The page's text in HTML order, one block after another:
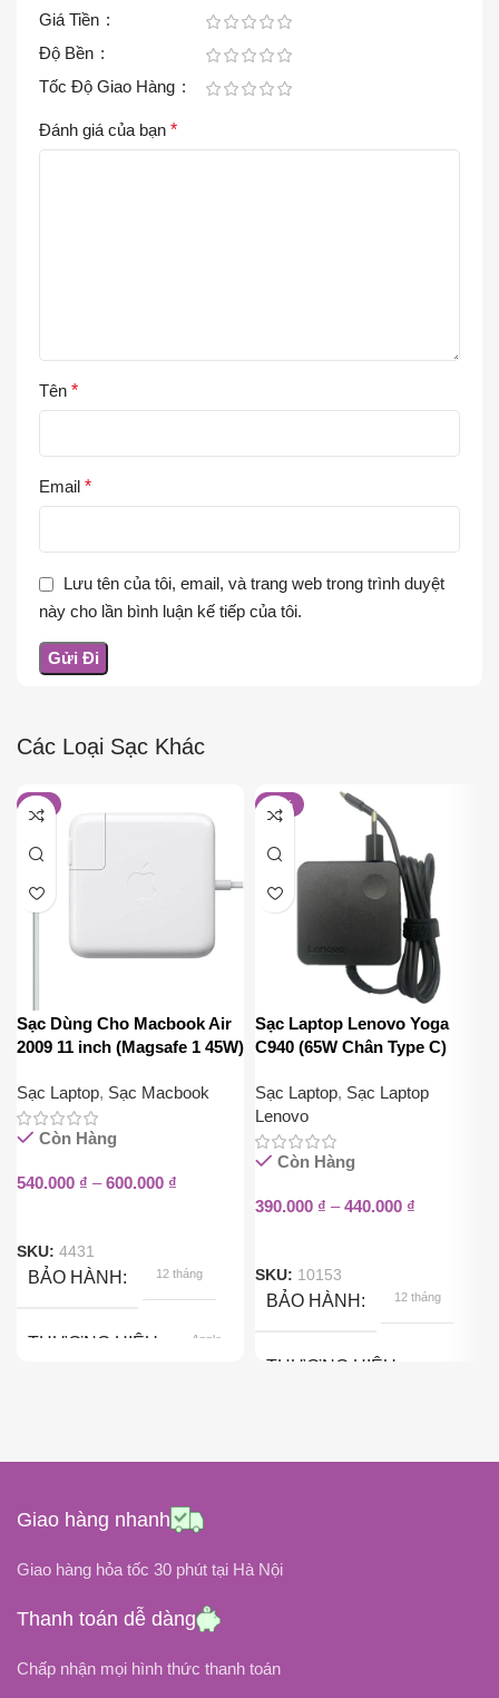
Giá Tiền
Độ Bền
Tốc Độ Giao Hàng
Đánh giá của bạn *
Tên *
Email *
Lưu tên của tôi, email, và trang web trong trình duyệt
này cho lần bình luận kế tiếp của tôi.
Các Loại Sạc Khác
-8%
Sạc Dùng Cho Macbook Air
2009 11 inch (Magsafe 1 45W)
Sạc Laptop, Sạc Macbook
Còn Hàng
540.000 ₫ – 600.000 ₫
SKU: 4431
BẢO HÀNH 12 tháng
THƯƠNG HIỆU Apple
14.5V
-20%
Sạc Laptop Lenovo Yoga
C940 (65W Chân Type C)
Sạc Laptop, Sạc Laptop
Lenovo
Còn Hàng
390.000 ₫ – 440.000 ₫
SKU: 10153
BẢO HÀNH 12 tháng
THƯƠNG HIỆU
100V ~ 240V
Giao hàng nhanh
Giao hàng hỏa tốc 30 phút tại Hà Nội
Thanh toán dễ dàng
Chấp nhận mọi hình thức thanh toán